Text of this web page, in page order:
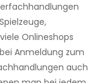
Onlineshops
Anmeldung zum
auch